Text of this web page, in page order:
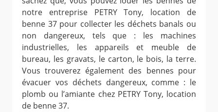
notre entreprise PETRY Tony, location de
benne 37 pour collecter les déchets banals ou
non dangereux, tels que : les machines
industrielles, les appareils et meuble de
bureau, les gravats, le carton, le bois, la terre.
Vous trouverez également des bennes pour
évacuer vos déchets dangereux, comme : le
plomb ou l’amiante chez PETRY Tony, location
de benne 37.